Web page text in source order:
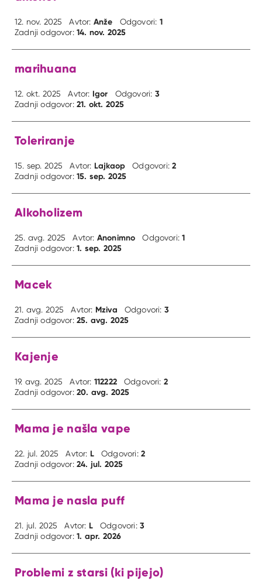
12. nov. 2025 Avtor: Anže Odgovori: 1
Zadnji odgovor:14. nov. 2025
marihuana
12. okt. 2025 Avtor: Igor Odgovori: 3
Zadnji odgovor:21. okt. 2025
Toleriranje
15. sep. 2025 Avtor: Lajkaop Odgovori:2
Zadnji odgovor:15. sep. 2025
Alkoholizem
25. avg. 2025 Avtor: Anonimno Odgovori:1
Zadnji odgovor:1. sep. 2025
Macek
21. avg. 2025 Avtor: Mziva Odgovori: 3
Zadnji odgovor:25. avg. 2025
Kajenje
19. avg. 2025 Avtor: 112222 Odgovori: 2
Zadnji odgovor:20. avg. 2025
Mama je našla vape
22. jul. 2025 Avtor: L Odgovori: 2
Zadnji odgovor:24. jul. 2025
Mama je nasla puff
21. jul. 2025 Avtor: L Odgovori: 3
Zadnji odgovor:1. apr. 2026
Problemi z starsi (ki pijejo)